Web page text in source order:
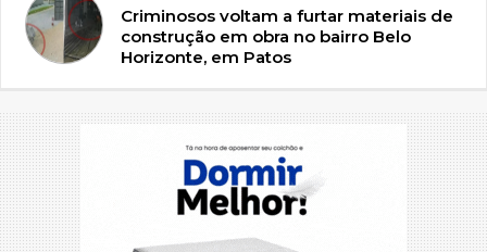
Criminosos voltam a furtar materiais de
construção em obra no bairro Belo
Horizonte, em Patos